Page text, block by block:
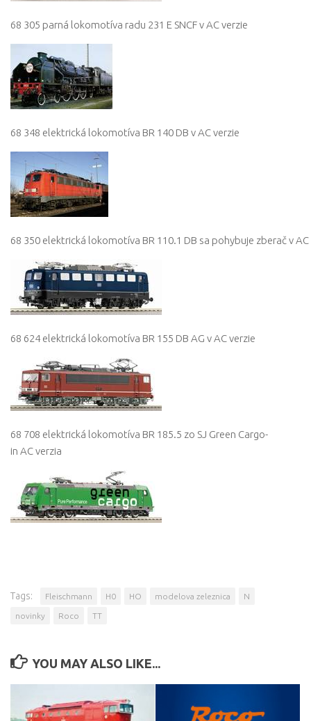
68 305 parná lokomotíva radu 231 E SNCF v AC verzie
68 348 elektrická lokomotíva BR 140 DB v AC verzie
68 350 elektrická lokomotíva BR 110.1 DB sa pohybuje zberač v AC
68 624 elektrická lokomotíva BR 155 DB AG v AC verzie
68 708 elektrická lokomotíva BR 185.5 zo SJ Green Cargo-
in AC verzia
Tags: Fleischmann H0 HO modelova zeleznica N
novinky Roco TT
YOU MAY ALSO LIKE...